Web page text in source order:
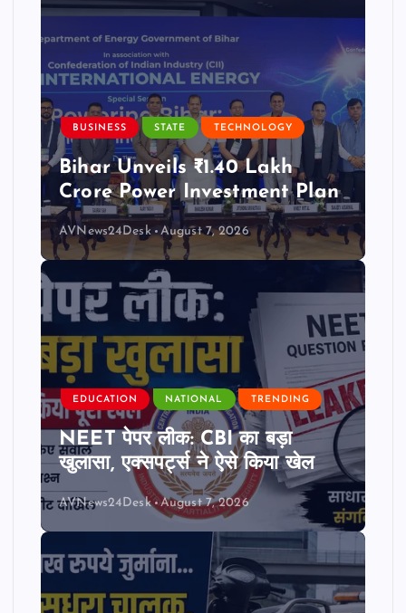
BUSINESS STATE TECHNOLOGY
Bihar Unveils ₹1.40 Lakh
Crore Power Investment Plan
AVNews24Desk August 7, 2026
EDUCATION NATIONAL TRENDING
NEET पेपर लीक: CBI का बड़ा
खुलासा, एक्सपर्ट्स ने ऐसे किया खेल
AVNews24Desk August 7, 2026